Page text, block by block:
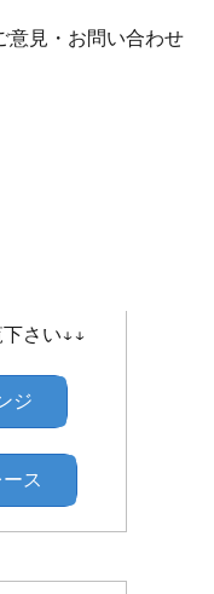
意見・お問い合わせ
さい↓↓
ジ
ス